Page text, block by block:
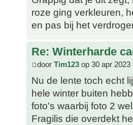
roze ging verkleuren,
en pas bij het
Re: Winterharde
door Tim123 op 30 apr 2023
Nu de lente toch echt
hele winter buiten
foto's waarbij foto 2
Fragilis die overdekt